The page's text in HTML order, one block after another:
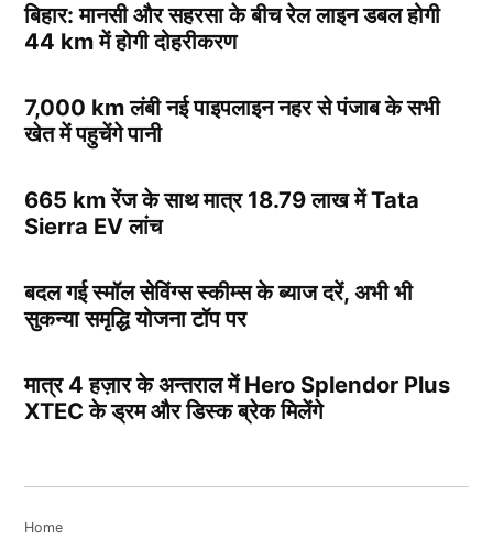
बिहार: मानसी और सहरसा के बीच रेल लाइन डबल होगी
44 km में होगी दोहरीकरण
7,000 km लंबी नई पाइपलाइन नहर से पंजाब के सभी
खेत में पहुचेंगे पानी
665 km रेंज के साथ मात्र 18.79 लाख में Tata
Sierra EV लांच
बदल गई स्मॉल सेविंग्स स्कीम्स के ब्याज दरें, अभी भी
सुकन्या समृद्धि योजना टॉप पर
मात्र 4 हज़ार के अन्तराल में Hero Splendor Plus
XTEC के ड्रम और डिस्क ब्रेक मिलेंगे
Home